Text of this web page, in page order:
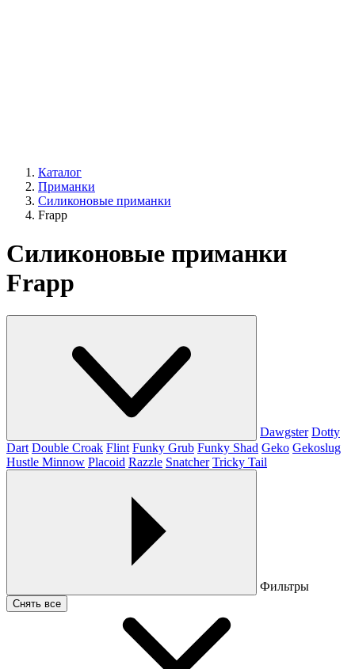
Каталог
Приманки
Силиконовые приманки
Frapp
Силиконовые приманки
Frapp
Dawgster Dotty
Dart Double Croak Flint Funky Grub Funky Shad Geko Gekoslug
Hustle Minnow Placoid Razzle Snatcher Tricky Tail
Фильтры
Снять все